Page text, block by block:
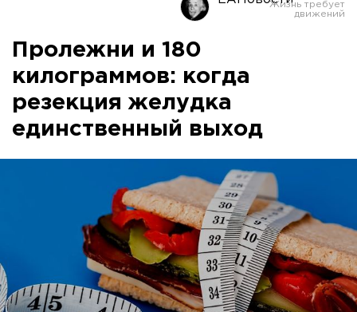
Пролежни и 180
килограммов: когда
резекция желудка
единственный выход